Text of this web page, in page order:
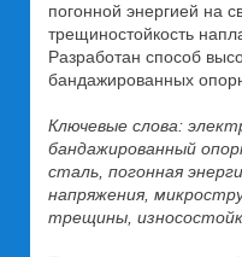
погонной энергией на
трещиностойкость
Разработан способ
бандажированных
Ключевые слова:
бандажированный
сталь, погонная
напряжения,
трещины,